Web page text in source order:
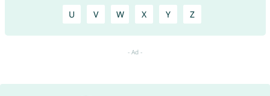
U V W X Y Z